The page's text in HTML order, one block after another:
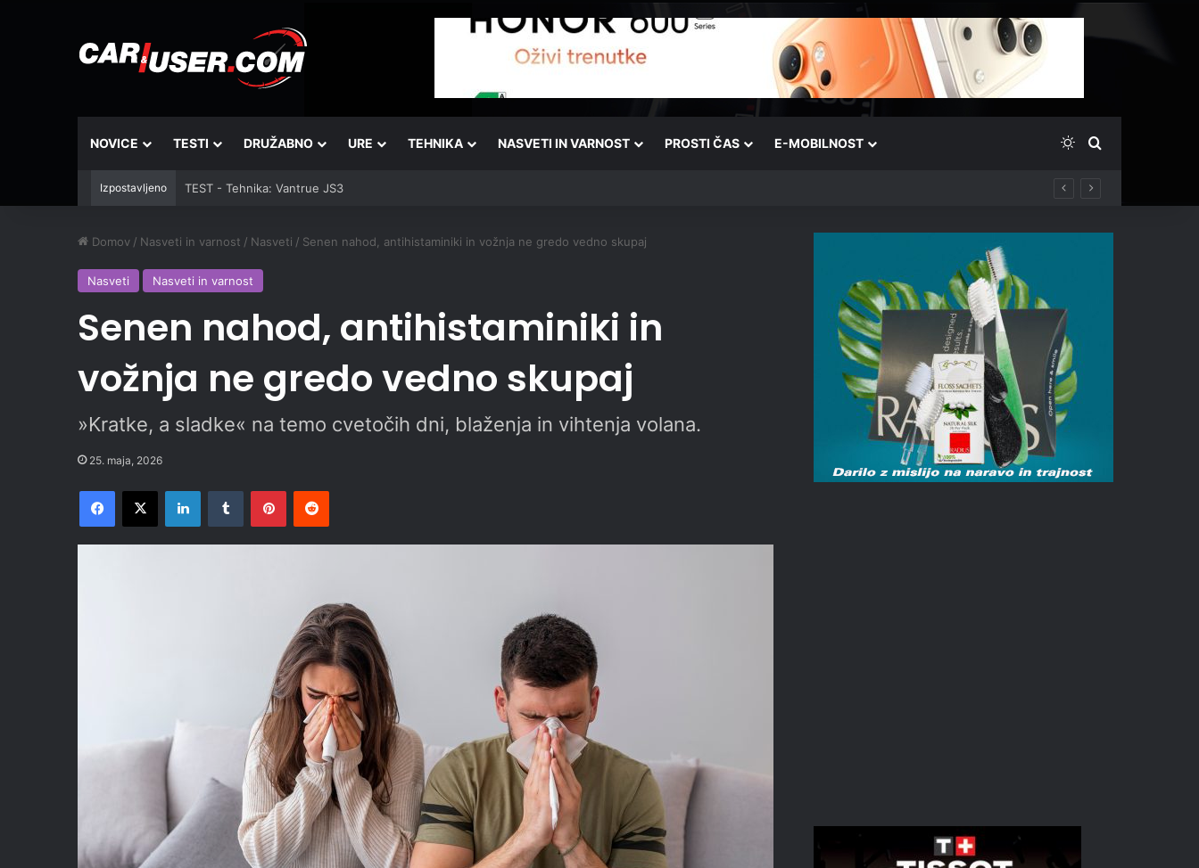
NOVICE TESTI DRUŽABNO URE TEHNIKA NASVETI IN VARNOST PROSTI ČAS E-MOBILNOST Switch skin
Išči
Izpostavljeno TEST - Tehnika: Vantrue JS3
Domov / Nasveti in varnost / Nasveti / Senen nahod, antihistaminiki in vožnja ne gredo vedno skupaj
Nasveti Nasveti in varnost
Senen nahod, antihistaminiki in
vožnja ne gredo vedno skupaj
»Kratke, a sladke« na temo cvetočih dni, blaženja in vihtenja volana.
25. maja, 2026
Facebook
X LinkedInTumblr PinterestReddit